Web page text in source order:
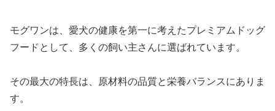
モグワンは、愛犬の健康を第一に考えたプレミアムドッグ
フードとして、多くの飼い主さんに選ばれています。
その最大の特長は、原材料の品質と栄養バランスにありま
す。